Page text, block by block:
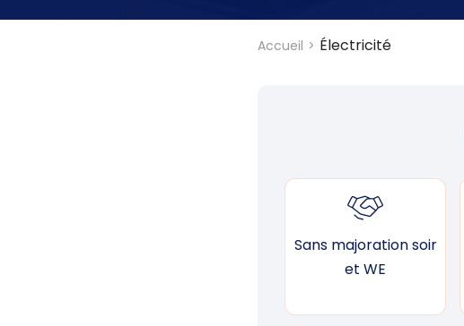
Accueil Électricité
Sans majoration soir
et WE